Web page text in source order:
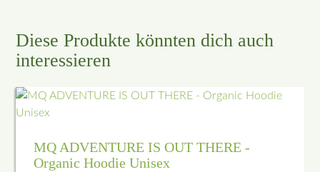
Diese Produkte könnten dich auch
interessieren
MQ ADVENTURE IS OUT THERE -
Organic Hoodie Unisex